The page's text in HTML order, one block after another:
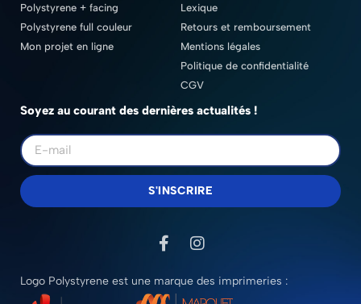
Polystyrene + facing
Polystyrene full couleur
Mon projet en ligne
Lexique
Retours et remboursement
Mentions légales
Politique de confidentialité
CGV
Soyez au courant des dernières actualités !
S'INSCRIRE
Logo Polystyrene est une marque des imprimeries :